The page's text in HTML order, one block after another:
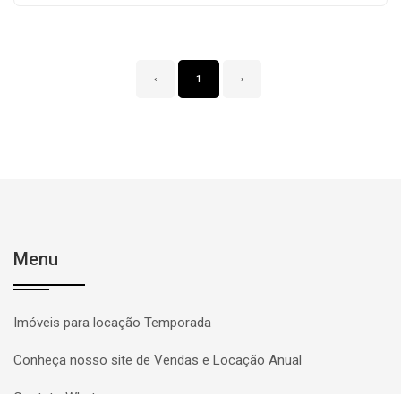
‹ 1 ›
Menu
Imóveis para locação Temporada
Conheça nosso site de Vendas e Locação Anual